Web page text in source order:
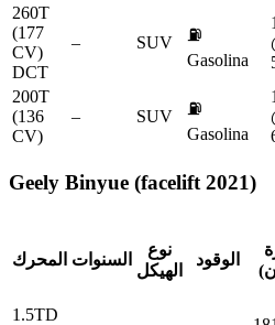
260T
(177
CV)
DCT
– SUV
⛽
Gasolina
200T
(136
CV)
– SUV
⛽
Gasolina
Geely Binyue (facelift 2021)
المحرك السنوات
نوع
الهيكل
الوقود
1.5TD